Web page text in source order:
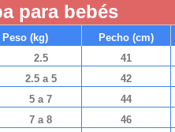
para bebés
Peso (kg)
Pecho (cm)
2.5
41
2.5 a 5
42
5 a 7
44
7 a 8
46